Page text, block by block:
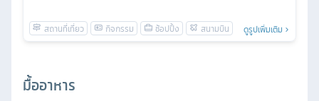
ดูรูปเพิ่มเติม
มื้ออาหาร